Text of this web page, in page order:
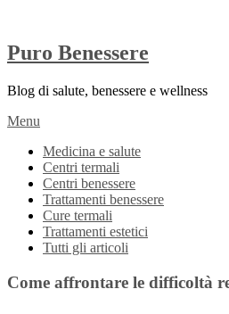
Puro Benessere
Blog di salute, benessere e wellness
Menu
Medicina e salute
Centri termali
Centri benessere
Trattamenti benessere
Cure termali
Trattamenti estetici
Tutti gli articoli
Come affrontare le difficoltà